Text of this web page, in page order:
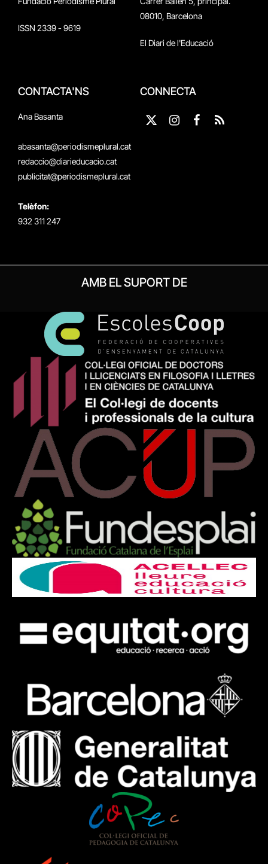
ISSN 2339 - 9619
08010, Barcelona
El Diari de l'Educació
CONTACTA'NS
Ana Basanta
abasanta@periodismeplural.cat
redaccio@diarieducacio.cat
publicitat@periodismeplural.cat
Telèfon:
932 311 247
CONNECTA
X
Instagram
Facebook
RSS
AMB EL SUPORT DE